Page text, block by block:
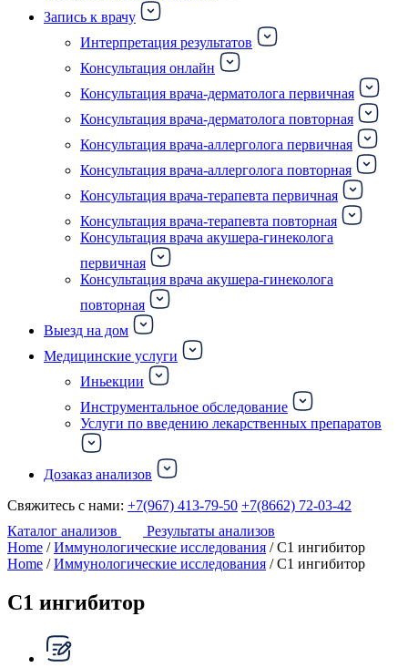
Запись к врачу
Интерпретация результатов
Консультация онлайн
Консультация врача-дерматолога первичная
Консультация врача-дерматолога повторная
Консультация врача-аллерголога первичная
Консультация врача-аллерголога повторная
Консультация врача-терапевта первичная
Консультация врача-терапевта повторная
Консультация врача акушера-гинеколога
первичная
Консультация врача акушера-гинеколога
повторная
Выезд на дом
Медицинские услуги
Иньекции
Инструментальное обследование
Услуги по введению лекарственных препаратов
Дозаказ анализов
Свяжитесь с нами: +7(967) 413-79-50 +7(8662) 72-03-42
Каталог анализов
Результаты анализов
Home /Иммунологические исследования / С1 ингибитор
Home /Иммунологические исследования / С1 ингибитор
С1 ингибитор